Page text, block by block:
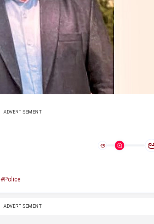
ADVERTISEMENT
ಅ
#Police
ADVERTISEMENT